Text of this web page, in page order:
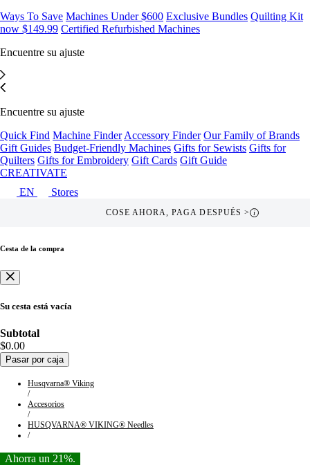
Ways To Save Machines Under $600 Exclusive Bundles Quilting Kit
now $149.99 Certified Refurbished Machines
Encuentre su ajuste
Encuentre su ajuste
Quick Find Machine Finder Accessory Finder Our Family of Brands
Gift Guides Budget-Friendly Machines Gifts for Sewists Gifts for
Quilters Gifts for Embroidery Gift Cards Gift Guide
CREATIVATE
EN
Stores
COSE AHORA, PAGA DESPUÉS > i
Cesta de la compra
Su cesta está vacía
Subtotal
$0.00
Pasar por caja
Husqvarna® Viking
/
Accesorios
/
HUSQVARNA® VIKING® Needles
/
Ahorra un 21%.